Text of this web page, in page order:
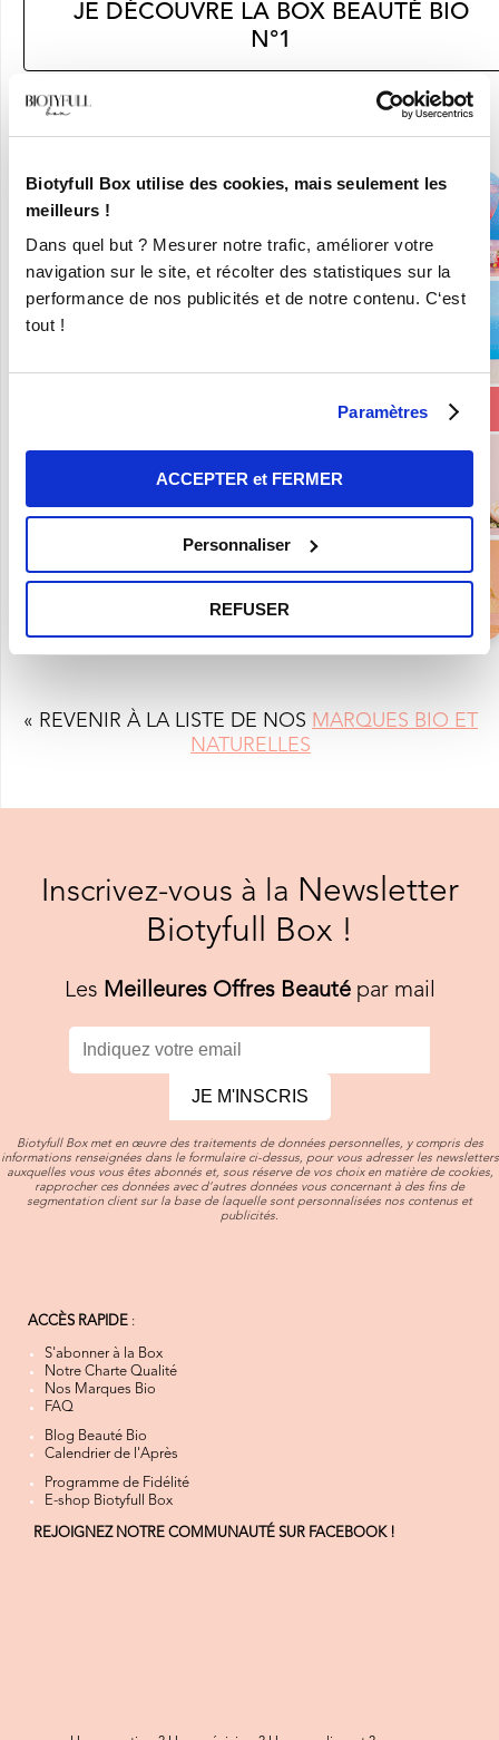
Biotyfull Box utilise des cookies, mais seulement les
meilleurs !
Dans quel but ? Mesurer notre trafic, améliorer votre
navigation sur le site, et récolter des statistiques sur la
performance de nos publicités et de notre contenu. C‘est
tout !
Paramètres
ACCEPTER et FERMER
Personnaliser
REFUSER
JE DÉCOUVRE LA BOX BEAUTÉ BIO
N°1
En ce moment :
Craquez pour vos 8 Nouvelles Box pour 9,90€ seulement !
« REVENIR À LA LISTE DE NOS MARQUES BIO ET
NATURELLES
Inscrivez-vous à la Newsletter
Biotyfull Box !
Les Meilleures Offres Beautépar mail
JE M'INSCRIS
Biotyfull Box met en œuvre des traitements de données personnelles, y compris des
informations renseignées dans le formulaire ci-dessus, pour vous adresser les newsletters
auxquelles vous vous êtes abonnés et, sous réserve de vos choix en matière de cookies,
rapprocher ces données avec d’autres données vous concernant à des fins de
segmentation client sur la base de laquelle sont personnalisées nos contenus et
publicités.
ACCÈS RAPIDE :
S'abonner à la Box
Notre Charte Qualité
Nos Marques Bio
FAQ
Blog Beauté Bio
Calendrier de l'Après
Programme de Fidélité
E-shop Biotyfull Box
REJOIGNEZ NOTRE COMMUNAUTÉ SUR FACEBOOK !